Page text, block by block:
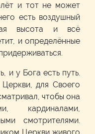
и тот не может
есть воздушный
высота и всё
и определённые
и у Бога есть путь.
для Своего
чтобы она
кардиналами,
смотрителями.